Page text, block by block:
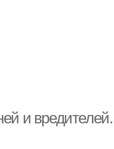
и